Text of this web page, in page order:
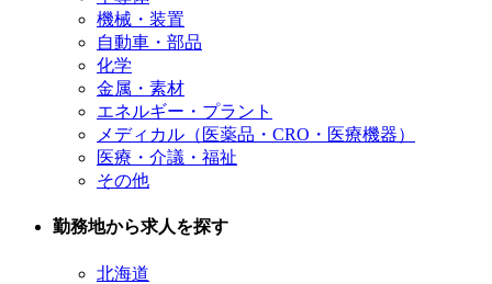
機械・装置
自動車・部品
化学
金属・素材
エネルギー・プラント
メディカル（医薬品・CRO・医療機器）
医療・介議・福祉
その他
勤務地から求人を探す
北海道